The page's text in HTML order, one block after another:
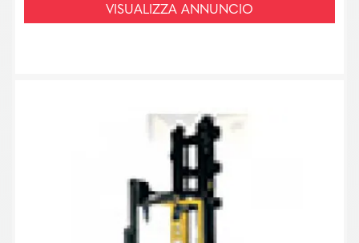
VISUALIZZA ANNUNCIO